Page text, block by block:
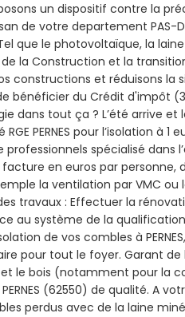
un dispositif contre la
de votre departement PAS-
que le photovoltaïque, la
la Construction et la
constructions et réduisons la
bénéficier du Crédit d'impôt
dans tout ça ? L’été arrive
PERNES pour l’isolation à
professionnels spécialisé dans
en euros par personne,
la ventilation par VMC ou
travaux : Effectuer la
au système de la
de vos combles à
pour tout le foyer. Garant
le bois (notamment pour la
(62550) de qualité. A
perdus avec de la laine